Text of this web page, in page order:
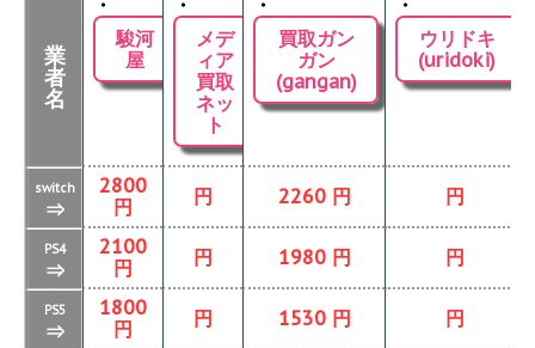
業
者
名
・
駿河
屋
・
メデ
ィア
買取
ネッ
ト
・
買取ガン
ガン
(gangan)
・
ウリドキ
(uridoki)
switch
⇒
2800
円
円 2260 円 円
PS4
⇒
2100
円
円 1980 円 円
PS5
⇒
1800
円
円 1530 円 円